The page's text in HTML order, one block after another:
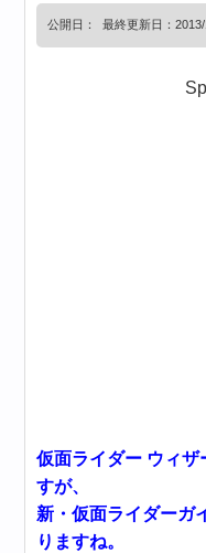
公開日： 最終更新日：
仮面ライダー ウィ
すが、
新・仮面ライダーガ
りますね。